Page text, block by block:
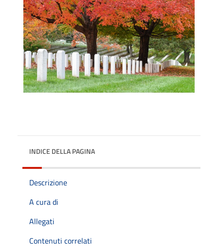
INDICE DELLA PAGINA
Descrizione
A cura di
Allegati
Contenuti correlati